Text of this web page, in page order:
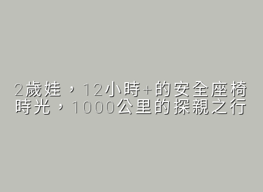
2歲娃，12小時+的安全座椅
時光，1000公里的探親之行